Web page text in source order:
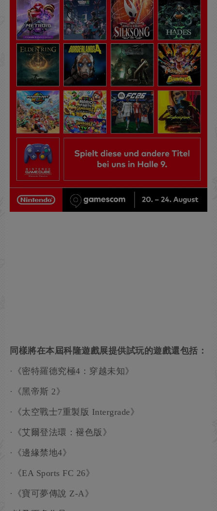
同樣將在本屆科隆遊戲展提供試玩的遊戲還包括：
·《密特羅德究極4：穿越未知》
·《黑帝斯 2》
·《太空戰士7重製版 Intergrade》
·《艾爾登法環：褪色版》
·《邊緣禁地4》
·《EA Sports FC 26》
·《寶可夢傳說 Z-A》